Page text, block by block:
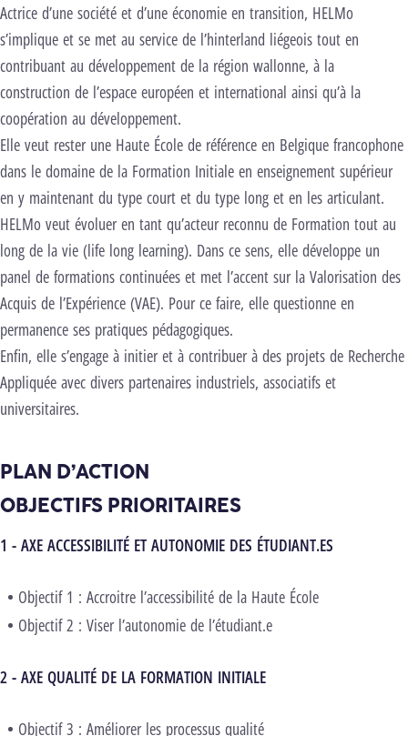
Actrice d’une société et d’une économie en transition, HELMo
s’implique et se met au service de l’hinterland liégeois tout en
contribuant au développement de la région wallonne, à la
construction de l’espace européen et international ainsi qu’à la
coopération au développement.
Elle veut rester une Haute École de référence en Belgique francophone
dans le domaine de la Formation Initiale en enseignement supérieur
en y maintenant du type court et du type long et en les articulant.
HELMo veut évoluer en tant qu’acteur reconnu de Formation tout au
long de la vie (life long learning). Dans ce sens, elle développe un
panel de formations continuées et met l’accent sur la Valorisation des
Acquis de l’Expérience (VAE). Pour ce faire, elle questionne en
permanence ses pratiques pédagogiques.
Enfin, elle s’engage à initier et à contribuer à des projets de Recherche
Appliquée avec divers partenaires industriels, associatifs et
universitaires.
PLAN D’ACTION
OBJECTIFS PRIORITAIRES
1 - AXE ACCESSIBILITÉ ET AUTONOMIE DES ÉTUDIANT.ES
Objectif 1 : Accroitre l’accessibilité de la Haute École
Objectif 2 : Viser l’autonomie de l’étudiant.e
2 - AXE QUALITÉ DE LA FORMATION INITIALE
Objectif 3 : Améliorer les processus qualité